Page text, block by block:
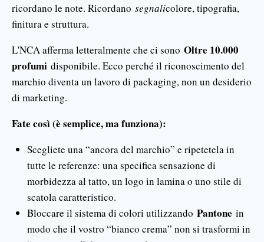
ricordano le note. Ricordano segnalicolore, tipografia,
finitura e struttura.
L'NCA afferma letteralmente che ci sono Oltre 10.000
profumi disponibile. Ecco perché il riconoscimento del
marchio diventa un lavoro di packaging, non un desiderio
di marketing.
Fate così (è semplice, ma funziona):
Scegliete una “ancora del marchio” e ripetetela in
tutte le referenze: una specifica sensazione di
morbidezza al tatto, un logo in lamina o uno stile di
scatola caratteristico.
Bloccare il sistema di colori utilizzando Pantone in
modo che il vostro “bianco crema” non si trasformi in